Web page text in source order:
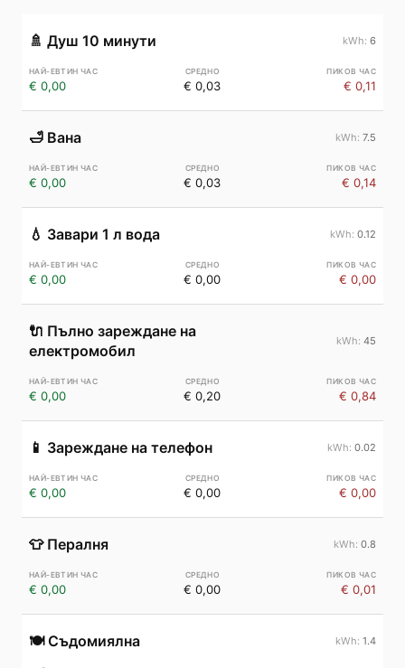
🚿 Душ 10 минути 6
€ 0,00 € 0,03 € 0,11
🛁 Вана 7.5
€ 0,00 € 0,03 € 0,14
💧 Завари 1 л вода 0.12
€ 0,00 € 0,00 € 0,00
🔌 Пълно зареждане на
електромобил
45
€ 0,00 € 0,20 € 0,84
📱 Зареждане на телефон 0.02
€ 0,00 € 0,00 € 0,00
👕 Пералня 0.8
€ 0,00 € 0,00 € 0,01
🍽️ Съдомиялна 1.4